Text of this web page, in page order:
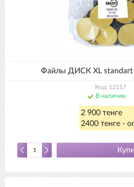
Файлы ДИСК XL standart
Код: 12117
В наличии
2 900 тенге
2400 тенге -